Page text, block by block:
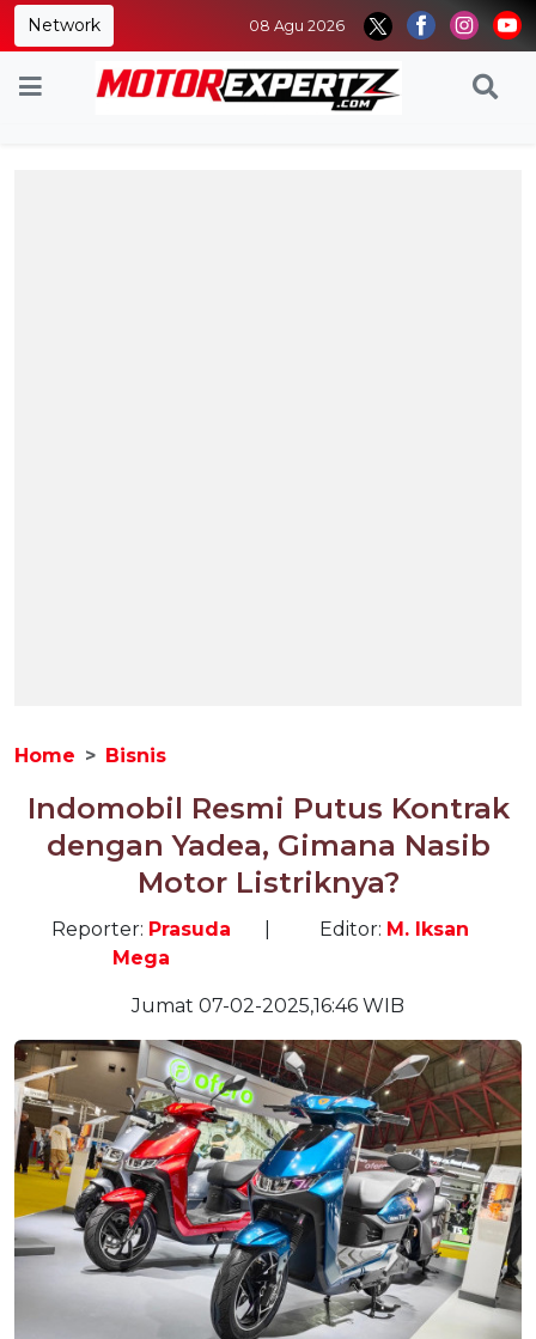
Network 08 Agu 2026
Home Bisnis
Indomobil Resmi Putus Kontrak
dengan Yadea, Gimana Nasib
Motor Listriknya?
Reporter: Prasuda
Mega
Editor: M. Iksan
Jumat 07-02-2025,16:46 WIB